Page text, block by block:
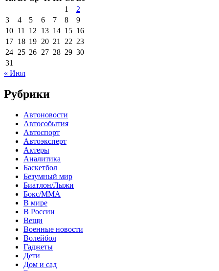
1
2
3
4 5 6 7 8
9
10 11 12 13 14 15 16
17 18 19 20 21 22 23
24 25 26 27 28 29 30
31
« Июл
Рубрики
Автоновости
Автособытия
Автоспорт
Автоэксперт
Актеры
Аналитика
Баскетбол
Безумный мир
Биатлон/Лыжи
Бокс/MMA
В мире
В России
Вещи
Военные новости
Волейбол
Гаджеты
Дети
Дом и сад